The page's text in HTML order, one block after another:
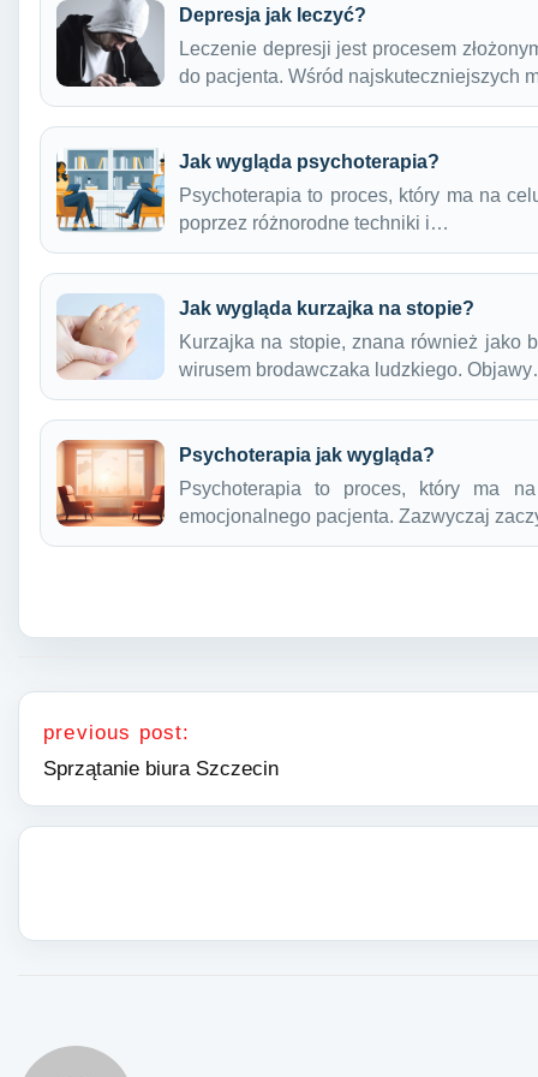
Depresja jak leczyć?
Leczenie depresji jest procesem
do pacjenta. Wśród najskuteczniejszych
Jak wygląda psychoterapia?
Psychoterapia to proces, który ma na
poprzez różnorodne techniki i…
Jak wygląda kurzajka na stopie?
Kurzajka na stopie, znana również jako
wirusem brodawczaka ludzkiego.
Psychoterapia jak wygląda?
Psychoterapia to proces, który ma
emocjonalnego pacjenta. Zazwyczaj
Nawigacja wpisu
previous post:
Sprzątanie biura Szczecin